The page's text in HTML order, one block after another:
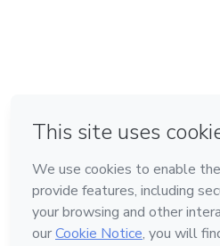
Feito com ❤ em Bogotá
Conheça a Hotmart